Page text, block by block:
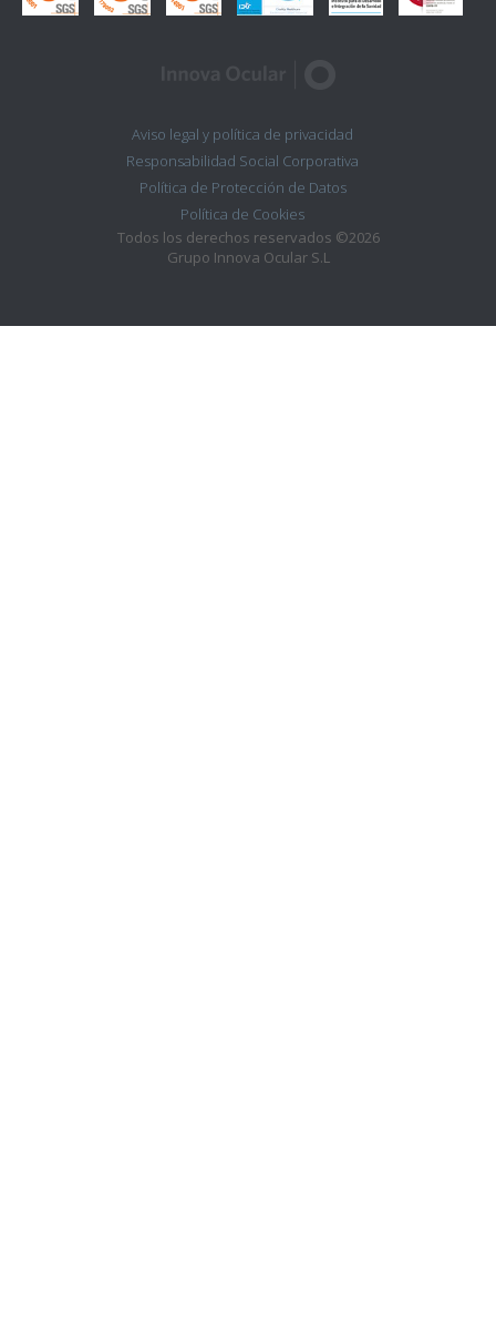
Aviso legal y política de privacidad
Responsabilidad Social Corporativa
Política de Protección de Datos
Política de Cookies
Todos los derechos reservados ©2026
Grupo Innova Ocular S.L